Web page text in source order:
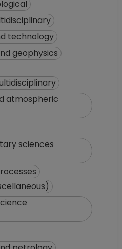
technology
geophysics
atmospheric
sciences